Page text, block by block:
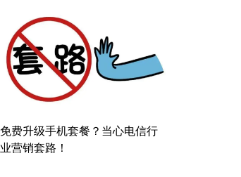
免费升级手机套餐？当心电信行
业营销套路！